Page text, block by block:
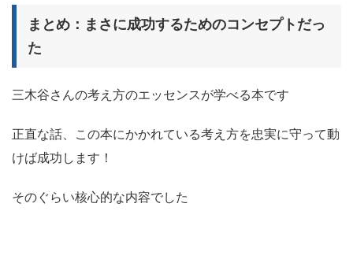
まとめ：まさに成功するためのコンセプトだっ
た
三木谷さんの考え方のエッセンスが学べる本です
正直な話、この本にかかれている考え方を忠実に守って動
けば成功します！
そのぐらい核心的な内容でした